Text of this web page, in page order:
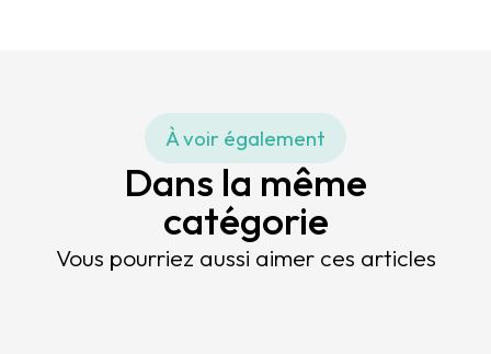
À voir également
Dans la même
catégorie
Vous pourriez aussi aimer ces articles